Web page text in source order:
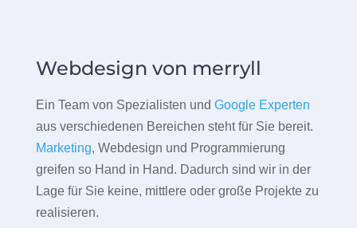
Webdesign von merryll
Ein Team von Spezialisten und Google Experten
aus verschiedenen Bereichen steht für Sie bereit.
Marketing, Webdesign und Programmierung
greifen so Hand in Hand. Dadurch sind wir in der
Lage für Sie keine, mittlere oder große Projekte zu
realisieren.